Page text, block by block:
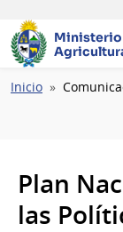
Ministerio
Ruta
Inicio
Plan
las